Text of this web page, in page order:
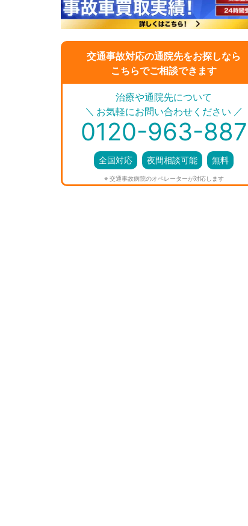
交通事故対応の通院先をお探しなら
こちらでご相談できます
＼ ／
治療や通院先について
お気軽にお問い合わせください
0120-963-887
全国対応 夜間相談可能 無料
※ 交通事故病院のオペレーターが対応します